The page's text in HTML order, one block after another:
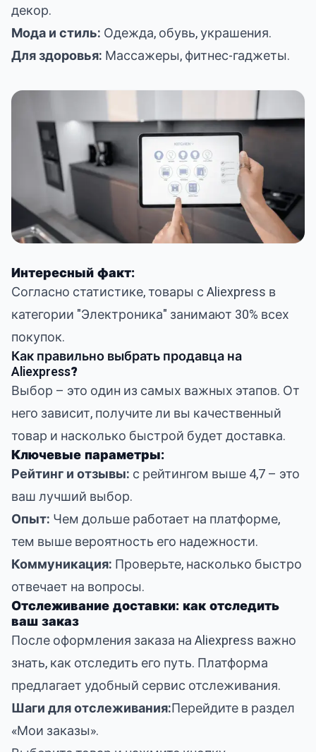
декор.
Мода и стиль: Одежда, обувь, украшения.
Для здоровья: Массажеры, фитнес-гаджеты.
Интересный факт:
Согласно статистике, товары с Aliexpress в
категории "Электроника" занимают 30% всех
покупок.
Как правильно выбрать продавца на
Aliexpress?
Выбор – это один из самых важных этапов. От
него зависит, получите ли вы качественный
товар и насколько быстрой будет доставка.
Ключевые параметры:
Рейтинг и отзывы: с рейтингом выше 4,7 – это
ваш лучший выбор.
Опыт: Чем дольше работает на платформе,
тем выше вероятность его надежности.
Коммуникация: Проверьте, насколько быстро
отвечает на вопросы.
Отслеживание доставки: как отследить
ваш заказ
После оформления заказа на Aliexpress важно
знать, как отследить его путь. Платформа
предлагает удобный сервис отслеживания.
Шаги для отслеживания:Перейдите в раздел
«Мои заказы».